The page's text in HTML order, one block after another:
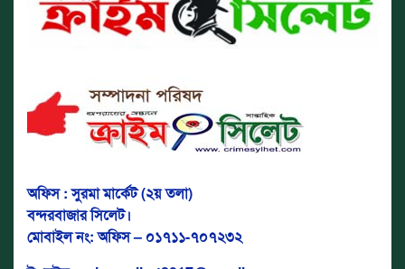
অফিস : সুরমা মার্কেট (২য় তলা)
বন্দরবাজার সিলেট।
মোবাইল নং: অফিস – ০১৭১১-৭০৭২৩২